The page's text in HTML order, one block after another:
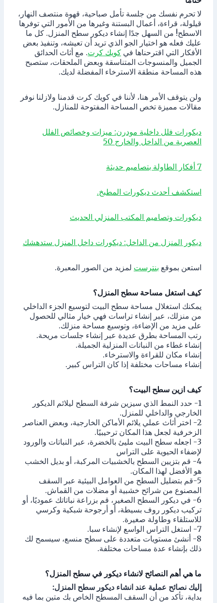
لا تحرم نفسك من جلسة تأمل صباحية، قهوة منتصف النهار،
قيلولة، قراءة، أعمال البستنة وغيرها من الأمور التي توفرها
الاسطح! من السهل جدًا إنشاء ديكور سطح المنزل. كل ما
عليك فعله هو اختيار الجو الذي تريد أن تعيشه، وتنفيذ بعض
الأفكار التي اقترحناها في كويك كرت. مع أثاث الحدائق
الجميل والمنسوجات المتناسقة وبعض الملحقات، ستصبح
هذه المساحة منطقة الاسترخاء المفضلة لديك.
ولن يتوقف الأمر هنا، لأننا في كويك كرت قدمنا ولازلنا نوفر
مقالات مميزة تخص المساحة المفتوحة للمنازل.
ديكورات فلل داخلية مودرن: ميزات وخصائص الفلل
العصرية من الداخل والخارج 50
7 أفكار الطاولة بتصاميم حديثة
استكشف أحدث ديكورات المطبخ.
ديكورات وتصاميم المكتب المنزلي الحديث
ديكور المنزل من الداخل: ديكورات داخل المنزل ستدهشك
استعن بموقع بنترست لمزيد من الصور المعبرة.
كيف استغل مساحة سطح المنزل؟
يمكنك استغلال مساحة سطح البيت لتوسيع الجزء الداخلي
من منزلك، عبر إنشاء تراسات فهي خيار مثالي للحصول
على مزيد من الإضاءة، وتوسيع مساحة منزلك.
رتب المساحة بطرق عديدة عبر إنشاء جلسات مريحة.
إنشاء غطاء من النباتات المنزلية الجميلة.
إنشاء مكان للقراءة والاسترخاء.
إنشاء مساحات مختلفة إذا كان التراس كبير.
كيف ازين سطح البيت؟
1- حدد النمط الذي سيزين شرفة السطح ليلائم الديكور
الخارجي والداخلي للمنزل.
2- اختر أثاث عملي يلائم الأماكن الخارجية، وبعض العناصر
الزخرفية لجعل هذا المكان ترحيبيًا.
3- اجعله سطح البيت مليئ بالخضرة، عبر النباتات والورود
لإضفاء الحيوية على التراس
4- قم بتزيين السطح بالخشبيات المركبة، أو بديل الخشب
هو الأفضل لهذا المكان.
5-قم بتضليل السطح من العوامل البيئية عبر السقف
المصنوع من شرائح خشبية أو مضلات من القماش.
6- في ديكور السطح الصغير، قم بزراعة نباتاتك عموديًا، أو
تركيب ديكور روف بسيطة، أو أرجوحة شبكية وكرسي
للاستلقاء وطاولة صغيرة.
7- استغل التراس الواسع لإنشاء سبا.
8- أنشئ مستويات متعددة على سطح منسع، سيسمح لك
ذلك بإنشاء عدة مساحات مختلفة.
ما هي أهم النصائح لانشاء ديكور في سطح المنزل؟
إليك نصائح عملية عند انشاء ديكور سطح المنزل:
بداية، تأكد من أن السقف المسطح الخاص بك متين بما فيه